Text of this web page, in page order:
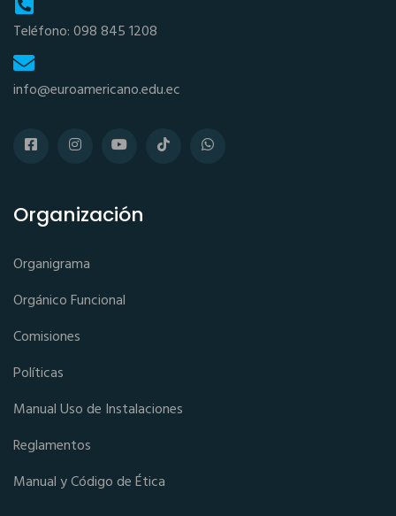
Teléfono: 098 845 1208
info@euroamericano.edu.ec
Organización
Organigrama
Orgánico Funcional
Comisiones
Políticas
Manual Uso de Instalaciones
Reglamentos
Manual y Código de Ética